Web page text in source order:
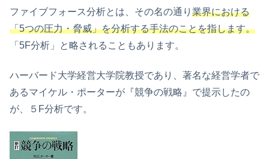
ファイブフォース分析とは、その名の通り 業界における
「5つの圧力・脅威」を分析する手法のことを指します。
「5F分析」と略されることもあります。
ハーバード大学経営大学院教授であり、著名な経営学者で
あるマイケル・ポーターが『競争の戦略』で提示したの
が、５F分析です。